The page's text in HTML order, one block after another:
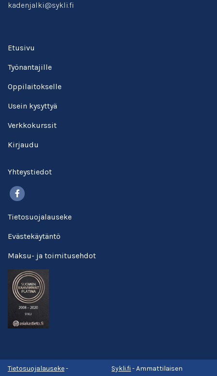
kadenjalki@sykli.fi
Etusivu
Työnantajille
Oppilaitokselle
Usein kysyttyä
Verkkokurssit
Kirjaudu
Yhteystiedot
Tietosuojalauseke
Evästekäytäntö
Maksu- ja toimitusehdot
Tietosuojalauseke-
Sykli.fi - Ammattilaisen